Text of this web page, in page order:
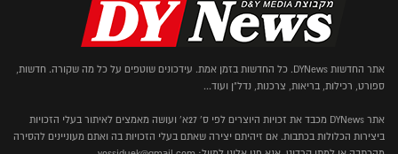
אתר החדשות DYNews. כל החדשות בזמן אמת. עידכונים שוטפים על כל מה שקורה. חדשות,
ספורט, רכילות, בריאות, צרכנות, נדל"ן ועוד...
אתר DYNews מכבד את זכויות היוצרים לפי ס' 27א' ועושה מאמצים לאיתור בעלי הזכויות
ביצירות הכלולות בכתבות. אם זיהיתם יצירה שאתם בעלי הזכויות בה ואתם מעוניינים להסירה